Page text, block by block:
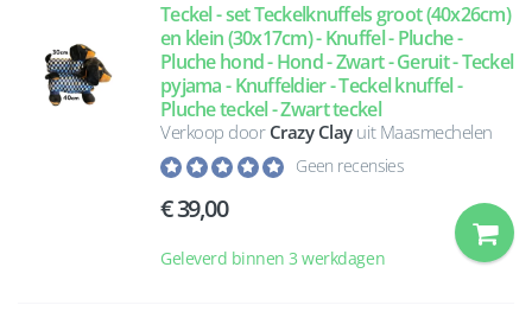
Teckel - set Teckelknuffels groot (40x26cm)
en klein (30x17cm) - Knuffel - Pluche -
Pluche hond - Hond - Zwart - Geruit - Teckel
pyjama - Knuffeldier - Teckel knuffel -
Pluche teckel - Zwart teckel
Verkoop door Crazy Clayuit Maasmechelen
Geen recensies
39,00
Geleverd binnen 3 werkdagen